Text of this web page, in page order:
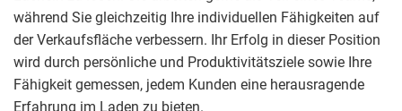
während Sie gleichzeitig Ihre individuellen Fähigkeiten auf
der Verkaufsfläche verbessern. Ihr Erfolg in dieser Position
wird durch persönliche und Produktivitätsziele sowie Ihre
Fähigkeit gemessen, jedem Kunden eine herausragende
Erfahrung im Laden zu bieten.